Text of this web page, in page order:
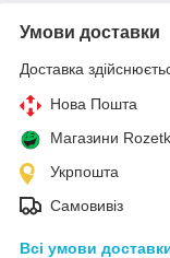
Умови доставки
Доставка
Нова Пошта
Магазини
Укрпошта
Самовивіз
Всі умови